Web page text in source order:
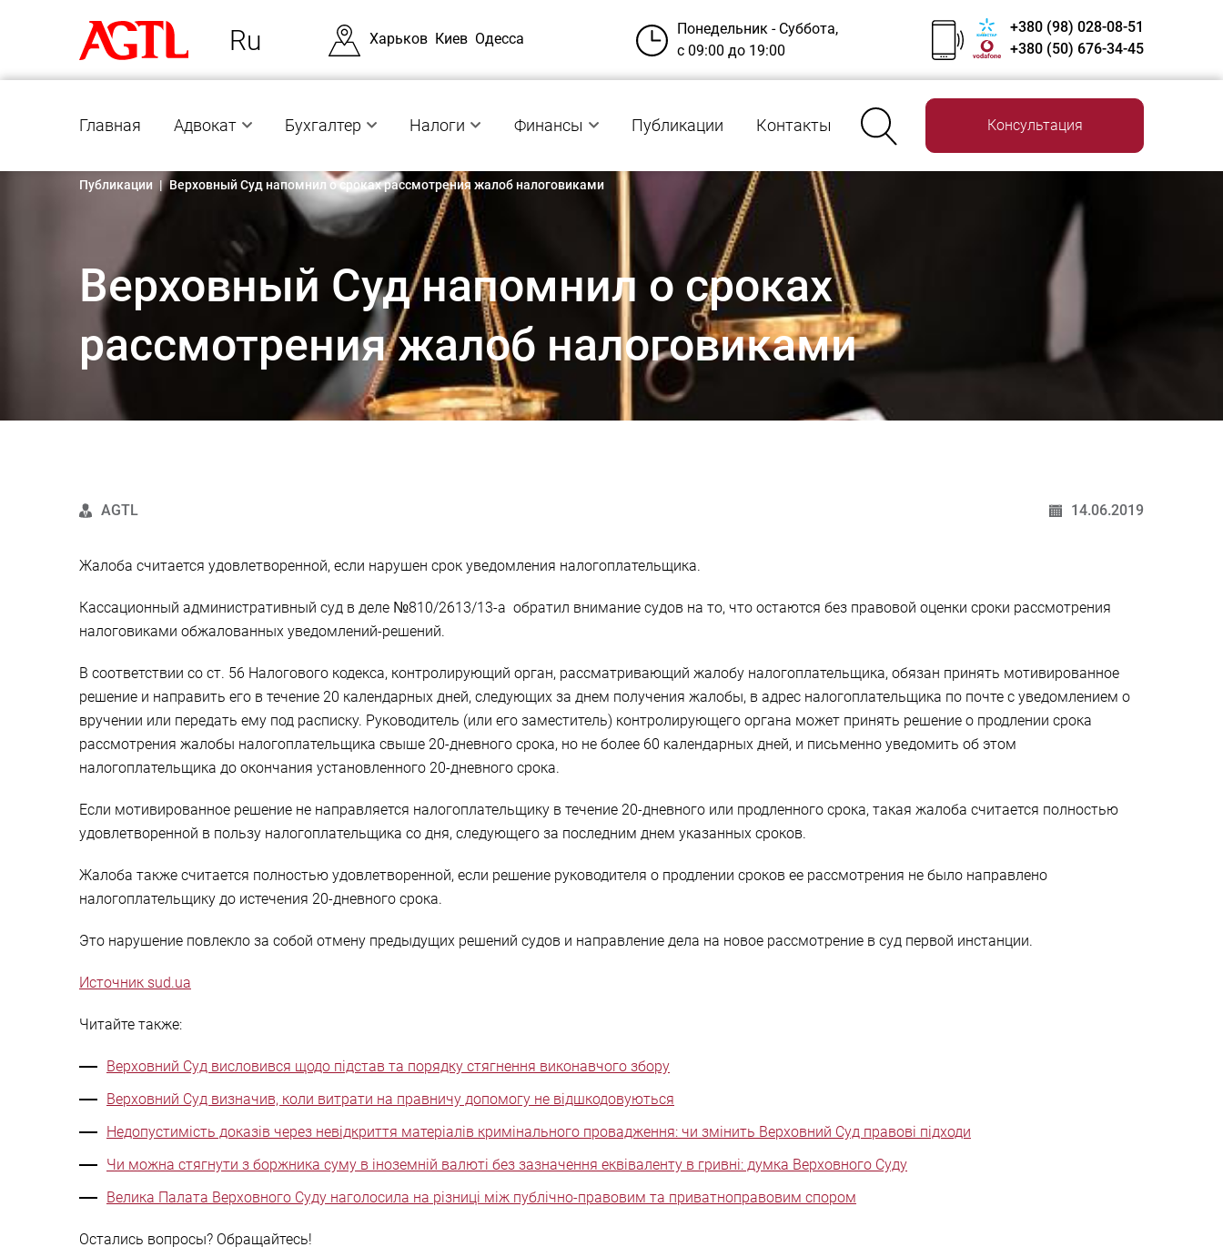
Ru Харьков Киев Одесса
Понедельник - Суббота,
с 09:00 до 19:00
+380 (98) 028-08-51
+380 (50) 676-34-45
Главная Адвокат Бухгалтер Налоги Финансы Публикации Контакты Консультация
Публикации | Верховный Суд напомнил о сроках рассмотрения жалоб налоговиками
Верховный Суд напомнил о сроках
рассмотрения жалоб налоговиками
AGTL 14.06.2019
Жалоба считается удовлетворенной, если нарушен срок уведомления налогоплательщика.
Кассационный административный суд в деле №810/2613/13-а обратил внимание судов на то, что остаются без правовой оценки сроки рассмотрения
налоговиками обжалованных уведомлений-решений.
В соответствии со ст. 56 Налогового кодекса, контролирующий орган, рассматривающий жалобу налогоплательщика, обязан принять мотивированное
решение и направить его в течение 20 календарных дней, следующих за днем получения жалобы, в адрес налогоплательщика по почте с уведомлением о
вручении или передать ему под расписку. Руководитель (или его заместитель) контролирующего органа может принять решение о продлении срока
рассмотрения жалобы налогоплательщика свыше 20-дневного срока, но не более 60 календарных дней, и письменно уведомить об этом
налогоплательщика до окончания установленного 20-дневного срока.
Если мотивированное решение не направляется налогоплательщику в течение 20-дневного или продленного срока, такая жалоба считается полностью
удовлетворенной в пользу налогоплательщика со дня, следующего за последним днем указанных сроков.
Жалоба также считается полностью удовлетворенной, если решение руководителя о продлении сроков ее рассмотрения не было направлено
налогоплательщику до истечения 20-дневного срока.
Это нарушение повлекло за собой отмену предыдущих решений судов и направление дела на новое рассмотрение в суд первой инстанции.
Источник sud.ua
Читайте также:
Верховний Суд висловився щодо підстав та порядку стягнення виконавчого збору
Верховний Суд визначив, коли витрати на правничу допомогу не відшкодовуються
Недопустимість доказів через невідкриття матеріалів кримінального провадження: чи змінить Верховний Суд правові підходи
Чи можна стягнути з боржника суму в іноземній валюті без зазначення еквіваленту в гривні: думка Верховного Суду
Велика Палата Верховного Суду наголосила на різниці між публічно-правовим та приватноправовим спором
Остались вопросы? Обращайтесь!